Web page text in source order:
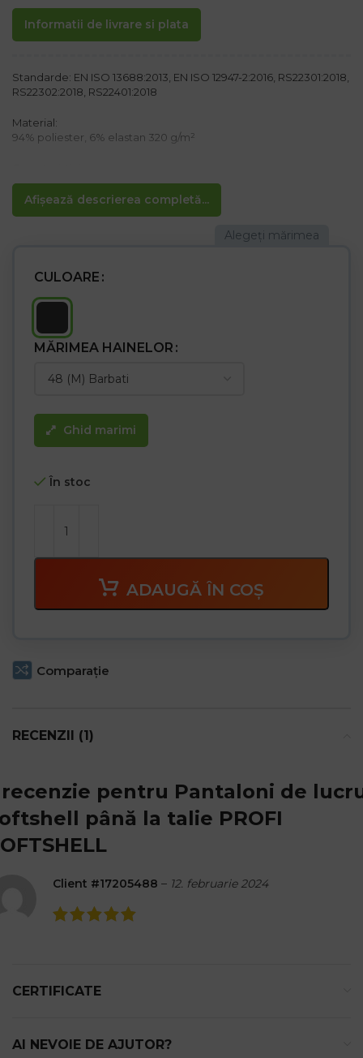
Informatii de livrare si plata
Afișează descrierea completă...
Standarde: EN ISO 13688:2013, EN ISO 12947-2:2016, RS22301:2018,
RS22302:2018, RS22401:2018
Material:
94% poliester, 6% elastan 320 g/m²
– Pantaloni căptușiți cu lână care vă ține de cald
– Material impermeabil care respiră în același timp
– Elastan pentru o mai bună elasticitate a pantalonilor
– Patru buzunare cu fermoar, două la spate și două laterale
durabilitatea și moliciunea țesăturii
– Buzunare pe genunchi pentru genunchiere
– datorită aspectului universal, potrivit pentru ținute de lucru și
CULOARE
MĂRIMEA HAINELOR
Ghid marimi
În stoc
ADAUGĂ ÎN COȘ
Comparaţie
RECENZII (1)
recenzie pentru Pantaloni de
până la talie PROFI
Client #17205488 – 12. februarie 2024
CERTIFICATE
AI NEVOIE DE AJUTOR?